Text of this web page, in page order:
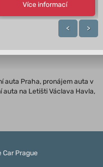
Více informací
< >
auta Praha, pronájem auta v
na Letišti Václava Havla,
Car Prague